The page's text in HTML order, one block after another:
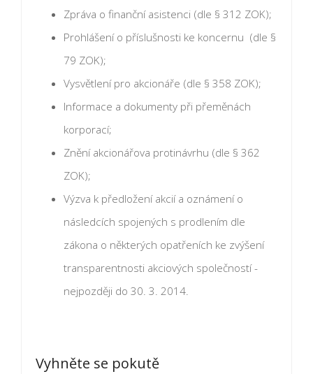
Zpráva o finanční asistenci (dle § 312 ZOK);
Prohlášení o příslušnosti ke koncernu (dle §
79 ZOK);
Vysvětlení pro akcionáře (dle § 358 ZOK);
Informace a dokumenty při přeměnách
korporací;
Znění akcionářova protinávrhu (dle § 362
ZOK);
Výzva k předložení akcií a oznámení o
následcích spojených s prodlením dle
zákona o některých opatřeních ke zvýšení
transparentnosti akciových společností -
nejpozději do 30. 3. 2014.
Vyhněte se pokutě